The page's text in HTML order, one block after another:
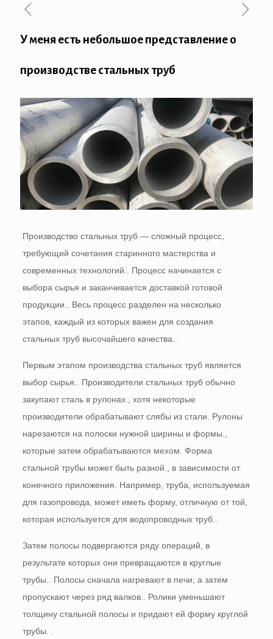
У меня есть небольшое представление о
производстве стальных труб
Производство стальных труб — сложный процесс,
требующий сочетания старинного мастерства и
современных технологий.. Процесс начинается с
выбора сырья и заканчивается доставкой готовой
продукции.. Весь процесс разделен на несколько
этапов, каждый из которых важен для создания
стальных труб высочайшего качества..
Первым этапом производства стальных труб является
выбор сырья.. Производители стальных труб обычно
закупают сталь в рулонах., хотя некоторые
производители обрабатывают слябы из стали. Рулоны
нарезаются на полоски нужной ширины и формы.,
которые затем обрабатываются мехом. Форма
стальной трубы может быть разной., в зависимости от
конечного приложения. Например, труба, используемая
для газопровода, может иметь форму, отличную от той,
которая используется для водопроводных труб..
Затем полосы подвергаются ряду операций, в
результате которых они превращаются в круглые
трубы.. Полосы сначала нагревают в печи, а затем
пропускают через ряд валков.. Ролики уменьшают
толщину стальной полосы и придают ей форму круглой
трубы. .